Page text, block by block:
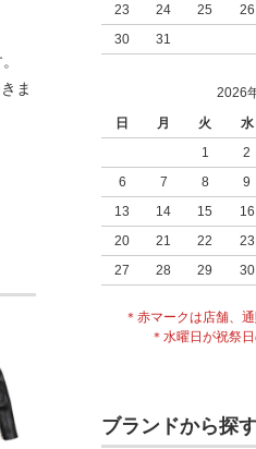
23
24 25 26
30
31
2026
日
月 火 水
1
2
6
7 8 9
13
14 15 16
20
21 22 23
27
28 29 30
＊赤マークは店舗、
＊水曜日が祝祭
ブランドから探
ま